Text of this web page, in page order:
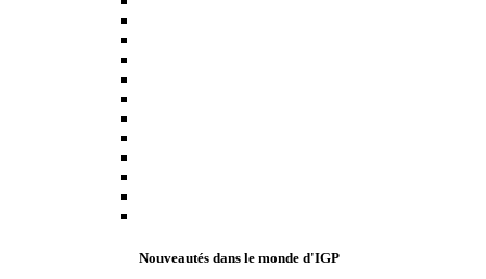
Nouveautés dans le monde d'IGP